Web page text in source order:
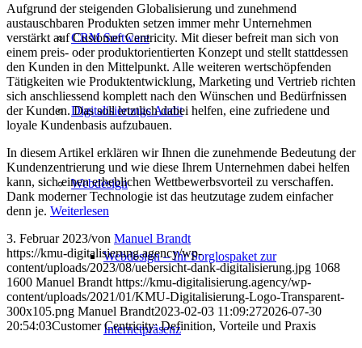
CRM Software
Digitalisierungs Audit
Webdesign
Webdesign – Ihr Sorglospaket zur
Internetpräsenz
Aufgrund der steigenden Globalisierung und zunehmend
austauschbaren Produkten setzen immer mehr Unternehmen
verstärkt auf Customer Centricity. Mit dieser befreit man sich von
einem preis- oder produktorientierten Konzept und stellt stattdessen
den Kunden in den Mittelpunkt. Alle weiteren wertschöpfenden
Tätigkeiten wie Produktentwicklung, Marketing und Vertrieb richten
sich anschliessend komplett nach den Wünschen und Bedürfnissen
der Kunden. Das soll letztlich dabei helfen, eine zufriedene und
loyale Kundenbasis aufzubauen.
In diesem Artikel erklären wir Ihnen die zunehmende Bedeutung der
Kundenzentrierung und wie diese Ihrem Unternehmen dabei helfen
kann, sich einen erheblichen Wettbewerbsvorteil zu verschaffen.
Dank moderner Technologie ist das heutzutage zudem einfacher
denn je. Weiterlesen
3. Februar 2023/von Manuel Brandt
https://kmu-digitalisierung.agency/wp-
content/uploads/2023/08/uebersicht-dank-digitalisierung.jpg 1068
1600 Manuel Brandt https://kmu-digitalisierung.agency/wp-
content/uploads/2021/01/KMU-Digitalisierung-Logo-Transparent-
300x105.png Manuel Brandt2023-02-03 11:09:272026-07-30
20:54:03Customer Centricity: Definition, Vorteile und Praxis